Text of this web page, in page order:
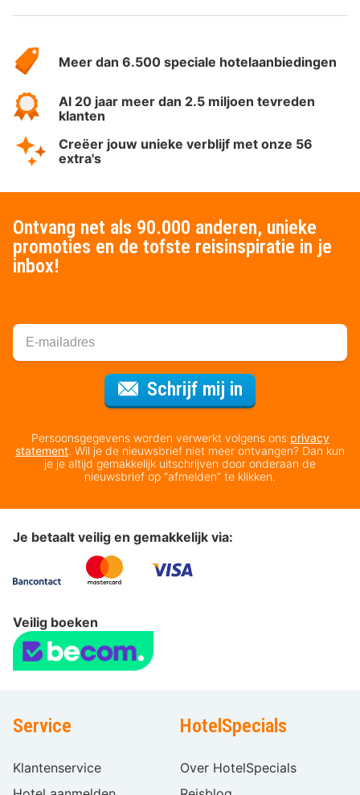
HotelSpecials
Meer dan 6.500 speciale hotelaanbiedingen
Al 20 jaar meer dan 2.5 miljoen tevreden
klanten
Creëer jouw unieke verblijf met onze 56
extra's
Ontvang net als 90.000 anderen, unieke
promoties en de tofste reisinspiratie in je
inbox!
Schrijf mij in
Persoonsgegevens worden verwerkt volgens ons privacy
statement. Wil je de nieuwsbrief niet meer ontvangen? Dan kun
je je altijd gemakkelijk uitschrijven door onderaan de
nieuwsbrief op “afmelden” te klikken.
Je betaalt veilig en gemakkelijk via:
Veilig boeken
Service
Klantenservice
HotelSpecials
Over HotelSpecials